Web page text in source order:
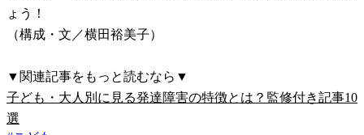
ょう！
（構成・文／横田裕美子）
▼関連記事をもっと読むなら▼
子ども・大人別に見る発達障害の特徴とは？監修付き記事10
選